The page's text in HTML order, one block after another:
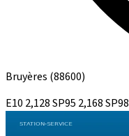
Bruyères (88600)
E10 2,128SP95 2,168SP98